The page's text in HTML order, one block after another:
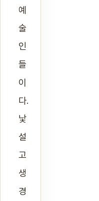
예
술
인
들
이
다.
낯
설
고
생
경